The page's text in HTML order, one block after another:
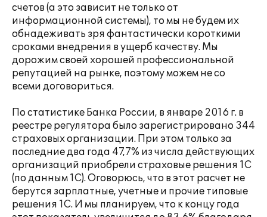
счетов (а это зависит не только от
информационной системы), то мы не будем их
обнадеживать зря фантастически короткими
сроками внедрения в ущерб качеству. Мы
дорожим своей хорошей профессиональной
репутацией на рынке, поэтому можем не со
всеми договориться.
По статистике Банка России, в январе 2016 г. в
реестре регулятора было зарегистрировано 344
страховых организации. При этом только за
последние два года 47,7% из числа действующих
организаций приобрели страховые решения 1С
(по данным 1С). Оговорюсь, что в этот расчет не
берутся зарплатные, учетные и прочие типовые
решения 1С. И мы планируем, что к концу года